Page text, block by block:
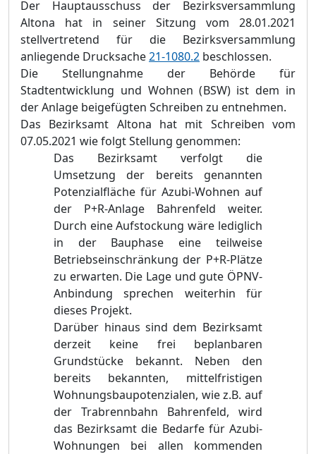
Der Hauptausschuss der Bezirksversammlung
Altona hat in seiner Sitzung vom 28.01.2021
stellvertretend für die Bezirksversammlung
anliegende Drucksache21-1080.2 beschlossen.
Die Stellungnahme der Behörde für
Stadtentwicklung und Wohnen (BSW) ist dem in
der Anlage beigefügten Schreiben zu entnehmen.
Das Bezirksamt Altona hat mit Schreiben vom
07.05.2021 wie folgt Stellung genommen:
Das Bezirksamt verfolgt die
Umsetzung der bereits genannten
Potenzialfläche für Azubi-Wohnen auf
der P+R-Anlage Bahrenfeld weiter.
Durch eine Aufstockung wäre lediglich
in der Bauphase eine teilweise
Betriebseinschränkung der P+R-Plätze
zu erwarten. Die Lage und gute ÖPNV-
Anbindung sprechen weiterhin für
dieses Projekt.
Darüber hinaus sind dem Bezirksamt
derzeit keine frei beplanbaren
Grundstücke bekannt. Neben den
bereits bekannten, mittelfristigen
Wohnungsbaupotenzialen, wie z.B. auf
der Trabrennbahn Bahrenfeld, wird
das Bezirksamt die Bedarfe für Azubi-
Wohnungen bei allen kommenden